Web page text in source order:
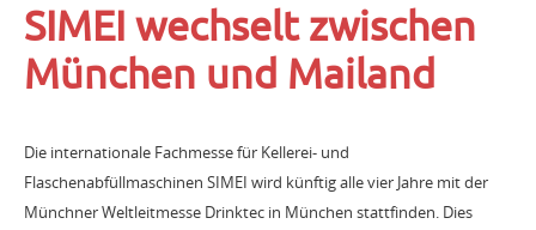
SIMEI wechselt zwischen
München und Mailand
Die internationale Fachmesse für Kellerei- und
Flaschenabfüllmaschinen SIMEI wird künftig alle vier Jahre mit der
Münchner Weltleitmesse Drinktec in München stattfinden. Dies